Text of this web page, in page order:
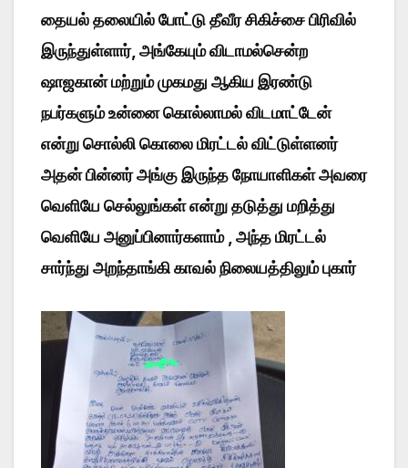
தையல் தலையில் போட்டு தீவீர சிகிச்சை பிரிவில்
இருந்துள்ளார், அங்கேயும் விடாமல்சென்ற
ஷாஜகான் மற்றும் முகமது ஆகிய இரண்டு
நபர்களும் உன்னை கொல்லாமல் விடமாட்டேன்
என்று சொல்லி கொலை மிரட்டல் விட்டுள்ளனர்
அதன் பின்னர் அங்கு இருந்த நோயாளிகள் அவரை
வெளியே செல்லுங்கள் என்று தடுத்து மறித்து
வெளியே அனுப்பினார்களாம் , அந்த மிரட்டல்
சார்ந்து அறந்தாங்கி காவல் நிலையத்திலும் புகார்